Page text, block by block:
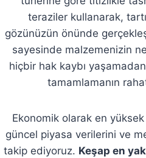
teraziler kullanarak,
gözünüzün önünde
sayesinde malzemenizin
hiçbir hak kaybı
tamamlamanın
Ekonomik olarak en
güncel piyasa verilerini ve
takip ediyoruz. Keşap en